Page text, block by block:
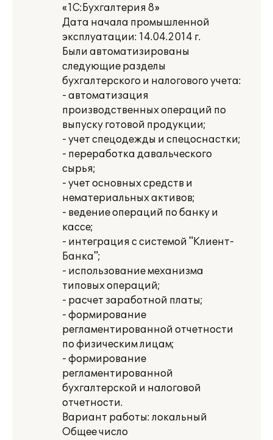
«1С:Бухгалтерия 8»
Дата начала промышленной
эксплуатации: 14.04.2014 г.
Были автоматизированы
следующие разделы
бухгалтерского и налогового учета:
- автоматизация
производственных операций по
выпуску готовой продукции;
- учет спецодежды и спецоснастки;
- переработка давальческого
сырья;
- учет основных средств и
нематериальных активов;
- ведение операций по банку и
кассе;
- интеграция с системой "Клиент-
Банка";
- использование механизма
типовых операций;
- расчет заработной платы;
- формирование
регламентированной отчетности
по физическим лицам;
- формирование
регламентированной
бухгалтерской и налоговой
отчетности.
Вариант работы: локальный
Общее число